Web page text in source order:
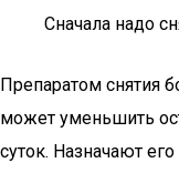
Сначала надо
Препаратом снятия
может уменьшить
суток. Назначают